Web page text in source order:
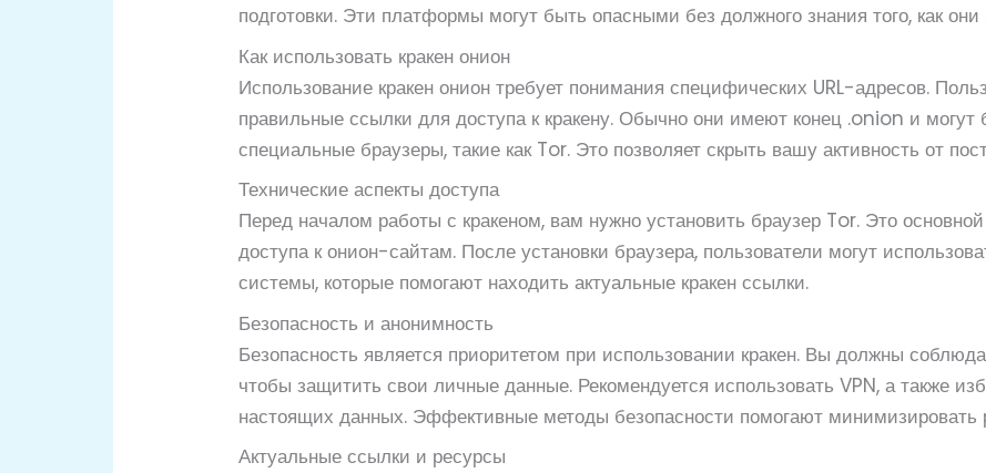
подготовки. Эти платформы могут быть опасными без должного знания того, как
Как использовать кракен онион
Использование кракен онион требует понимания специфических URL-адресов.
правильные ссылки для доступа к кракену. Обычно они имеют конец .onion и могут
специальные браузеры, такие как Tor. Это позволяет скрыть вашу активность от
Технические аспекты доступа
Перед началом работы с кракеном, вам нужно установить браузер Tor. Это
доступа к онион-сайтам. После установки браузера, пользователи могут
системы, которые помогают находить актуальные кракен ссылки.
Безопасность и анонимность
Безопасность является приоритетом при использовании кракен. Вы должны
чтобы защитить свои личные данные. Рекомендуется использовать VPN, а также
настоящих данных. Эффективные методы безопасности помогают минимизировать
Актуальные ссылки и ресурсы